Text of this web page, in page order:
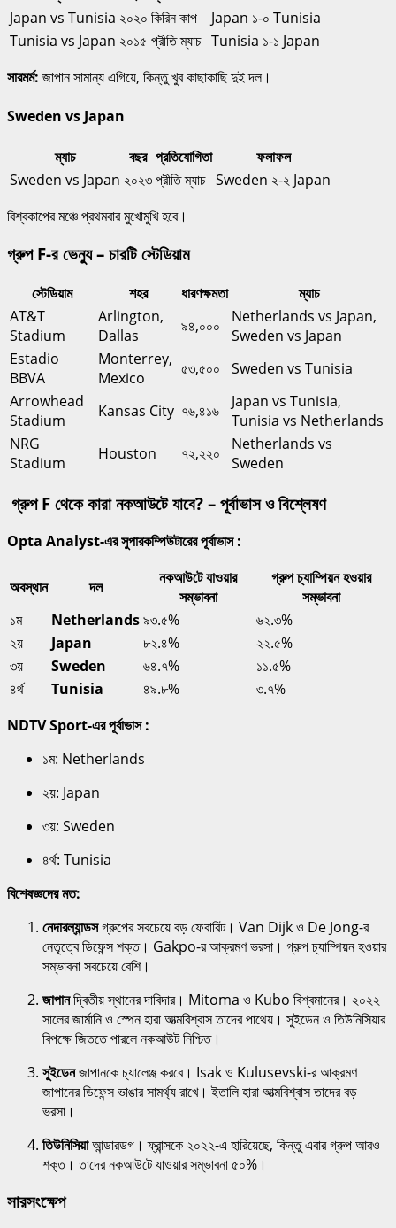
Japan vs Tunisia ২০২০ কিরিন কাপ
Japan ১-০ Tunisia
Tunisia vs Japan ২০১৫ প্রীতি ম্যাচ Tunisia ১-১ Japan
সারমর্ম: জাপান সামান্য এগিয়ে, কিন্তু খুব কাছাকাছি দুই দল।
Sweden vs Japan
ম্যাচ বছর প্রতিযোগিতা
ফলাফল
Sweden vs Japan ২০২৩প্রীতি ম্যাচ Sweden ২-২ Japan
বিশ্বকাপের মঞ্চে প্রথমবার মুখোমুখি হবে।
গ্রুপ F-র ভেন্যু – চারটি স্টেডিয়াম
স্টেডিয়াম শহর ধারণক্ষমতা
ম্যাচ
AT&T
Stadium
Arlington,
Dallas
৯৪,০০০
Netherlands vs Japan,
Sweden vs Japan
Estadio
BBVA
Monterrey,
Mexico
৫৩,৫০০
Sweden vs Tunisia
Arrowhead
Stadium
Kansas City ৭৬,৪১৬
Japan vs Tunisia,
Tunisia vs Netherlands
NRG
Stadium
Houston ৭২,২২০
Netherlands vs
Sweden
গ্রুপ F থেকে কারা নকআউটে যাবে? – পূর্বাভাস ও বিশ্লেষণ
Opta Analyst-এর সুপারকম্পিউটারের পূর্বাভাস :
অবস্থান দল
নকআউটে যাওয়ার
সম্ভাবনা
গ্রুপ চ্যাম্পিয়ন হওয়ার
সম্ভাবনা
১ম
Netherlands৯৩.৫%
৬২.৩%
২য়
Japan ৮২.৪%
২২.৫%
৩য়
Sweden ৬৪.৭%
১১.৫%
৪র্থ
Tunisia ৪৯.৮%
৩.৭%
NDTV Sport-এর পূর্বাভাস :
১ম: Netherlands
২য়: Japan
৩য়: Sweden
৪র্থ: Tunisia
বিশেষজ্ঞদের মত:
নেদারল্যান্ডসগ্রুপের সবচেয়ে বড় ফেবারিট। Van Dijk ও De Jong-র
নেতৃত্বে ডিফেন্স শক্ত। Gakpo-র আক্রমণ ভরসা। গ্রুপ চ্যাম্পিয়ন হওয়ার
সম্ভাবনা সবচেয়ে বেশি।
জাপানদ্বিতীয় স্থানের দাবিদার। Mitoma ও Kubo বিশ্বমানের। ২০২২
সালের জার্মানি ও স্পেন হারা আত্মবিশ্বাস তাদের পাথেয়। সুইডেন ও তিউনিসিয়ার
বিপক্ষে জিততে পারলে নকআউট নিশ্চিত।
সুইডেনজাপানকে চ্যালেঞ্জ করবে। Isak ও Kulusevski-র আক্রমণ
জাপানের ডিফেন্স ভাঙার সামর্থ্য রাখে। ইতালি হারা আত্মবিশ্বাস তাদের বড়
ভরসা।
তিউনিসিয়াআন্ডারডগ। ফ্রান্সকে ২০২২-এ হারিয়েছে, কিন্তু এবার গ্রুপ আরও
শক্ত। তাদের নকআউটে যাওয়ার সম্ভাবনা ৫০%।
সারসংক্ষেপ